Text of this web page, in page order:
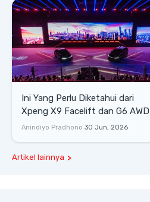
Ini Yang Perlu Diketahui dari
Xpeng X9 Facelift dan G6 AWD
Anindiyo Pradhono 30 Jun, 2026
Artikel lainnya